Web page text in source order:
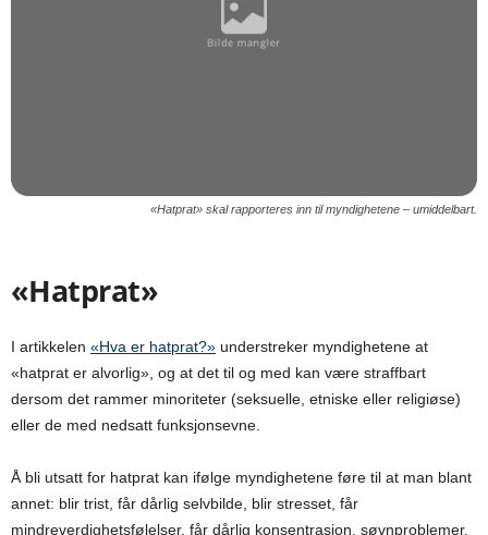
«Hatprat» skal rapporteres inn til myndighetene – umiddelbart.
«Hatprat»
I artikkelen «Hva er hatprat?» understreker myndighetene at
«hatprat er alvorlig», og at det til og med kan være straffbart
dersom det rammer minoriteter (seksuelle, etniske eller religiøse)
eller de med nedsatt funksjonsevne.
Å bli utsatt for hatprat kan ifølge myndighetene føre til at man blant
annet: blir trist, får dårlig selvbilde, blir stresset, får
mindreverdighetsfølelser, får dårlig konsentrasjon, søvnproblemer,